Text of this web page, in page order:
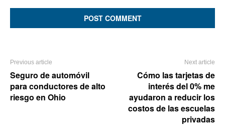
Previous article
Seguro de automóvil
para conductores de alto
riesgo en Ohio
Next article
Cómo las tarjetas de
interés del 0% me
ayudaron a reducir los
costos de las escuelas
privadas